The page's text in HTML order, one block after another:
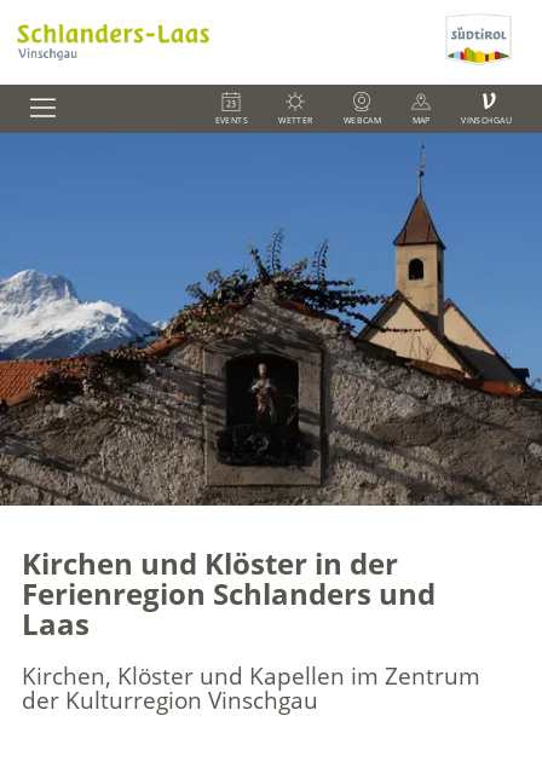
EVENTS WETTER WEBCAM MAP
V
VINSCHGAU
Kirchen und Klöster in der
Ferienregion Schlanders und
Laas
Kirchen, Klöster und Kapellen im Zentrum
der Kulturregion Vinschgau